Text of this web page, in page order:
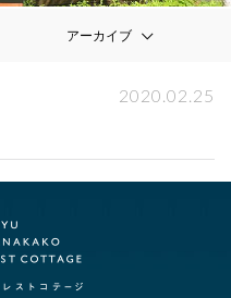
アーカイブ
2020.02.25